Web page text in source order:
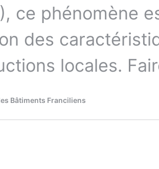
ce phénomène
des
locales.
Bâtiments Franciliens